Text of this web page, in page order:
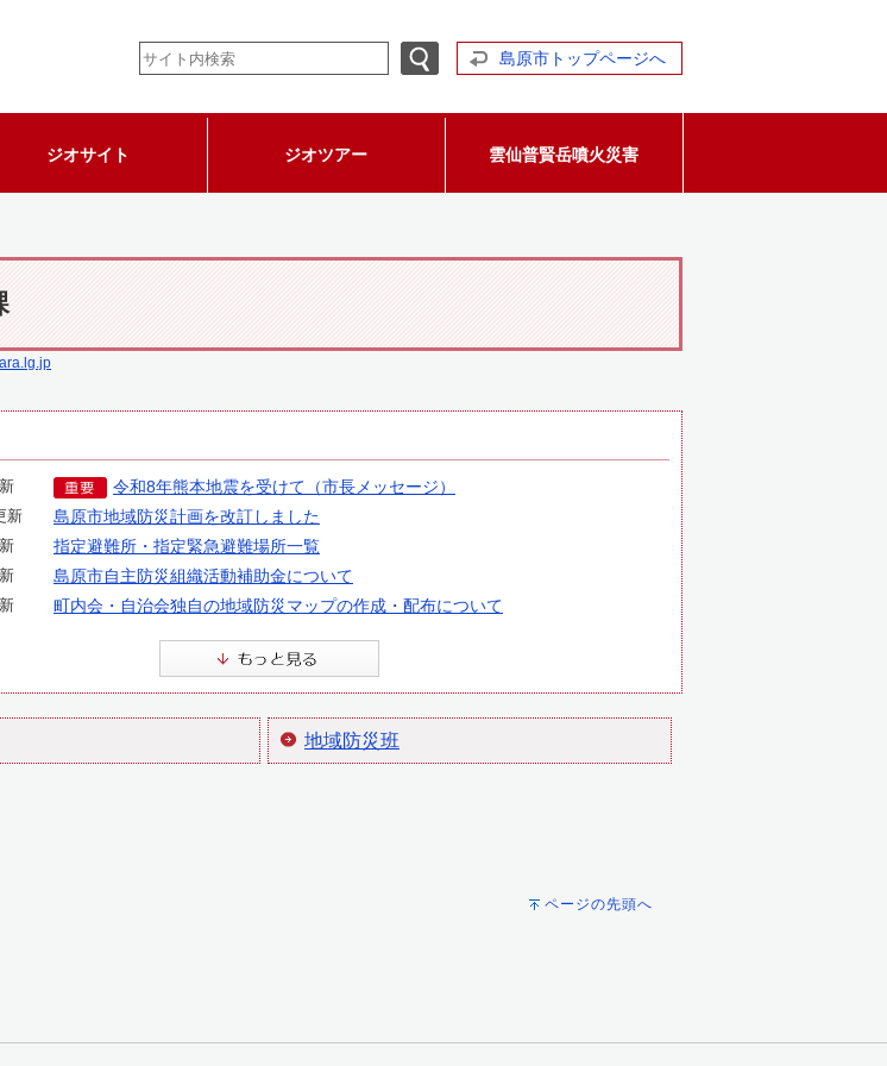
島原市トップページへ
ジオサイト ジオツアー 雲仙普賢岳噴火災害
令和8年熊本地震を受けて（市長メッセージ）
新 島原市地域防災計画を改訂しました
指定避難所・指定緊急避難場所一覧
島原市自主防災組織活動補助金について
町内会・自治会独自の地域防災マップの作成・配布について
地域防災班
ページの先頭へ